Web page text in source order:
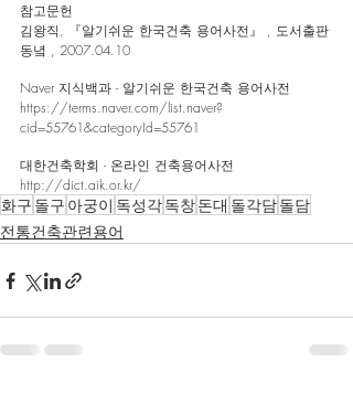
참고문헌
김왕직, 『알기쉬운 한국건축 용어사전』 , 도서출판
동녘 , 2007.04.10
Naver 지식백과 - 알기쉬운 한국건축 용어사전
https://terms.naver.com/list.naver?
cid=55761&categoryId=55761
대한건축학회 - 온라인 건축용어사전
http://dict.aik.or.kr/
화구 돌구 아궁이 독성각독창돈대 돌각담돌담
전통건축관련용어